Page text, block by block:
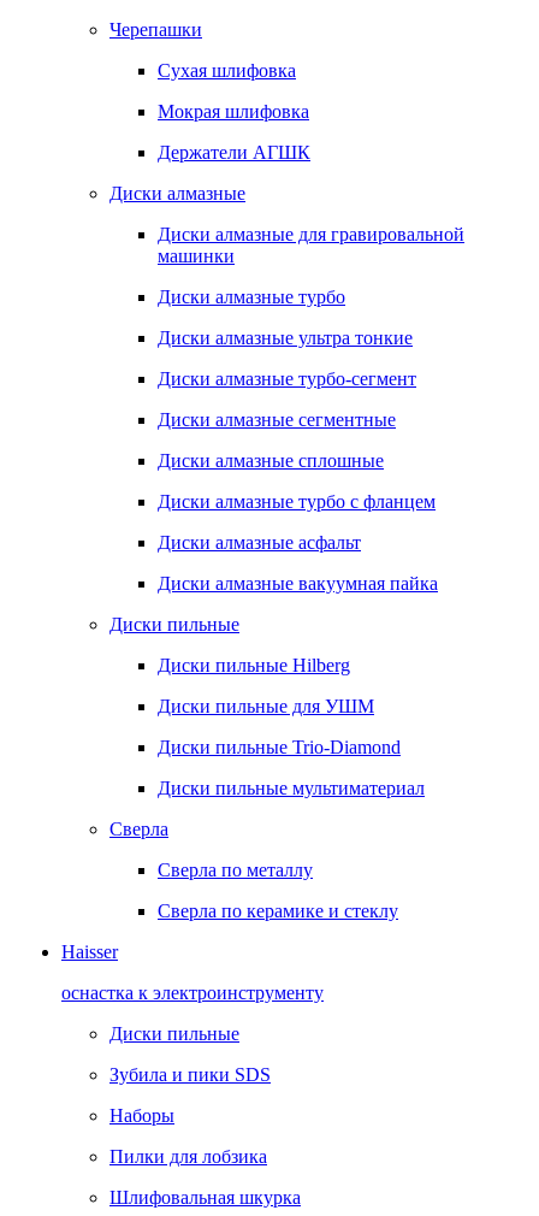
Черепашки
Сухая шлифовка
Мокрая шлифовка
Держатели АГШК
Диски алмазные
Диски алмазные для гравировальной
машинки
Диски алмазные турбо
Диски алмазные ультра тонкие
Диски алмазные турбо-сегмент
Диски алмазные сегментные
Диски алмазные сплошные
Диски алмазные турбо с фланцем
Диски алмазные асфальт
Диски алмазные вакуумная пайка
Диски пильные
Диски пильные Hilberg
Диски пильные для УШМ
Диски пильные Trio-Diamond
Диски пильные мультиматериал
Сверла
Сверла по металлу
Сверла по керамике и стеклу
Haisser
оснастка к электроинструменту
Диски пильные
Зубила и пики SDS
Наборы
Пилки для лобзика
Шлифовальная шкурка